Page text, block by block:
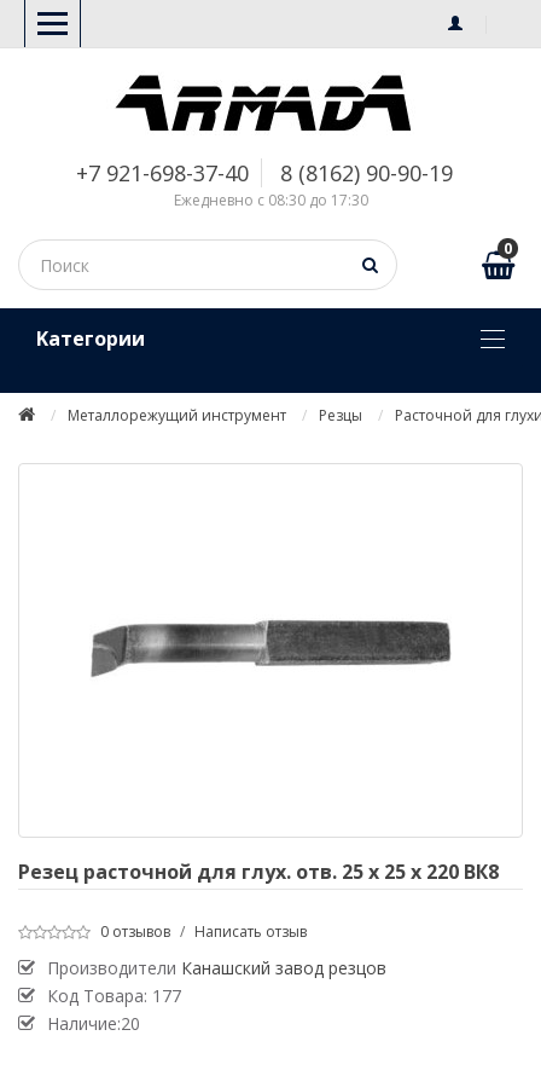
+7 921-698-37-40 8 (8162) 90-90-19
Ежедневно с 08:30 до 17:30
0
Kатегории
Металлорежущий инструмент Резцы Расточной для
Резец расточной для глух. отв. 25 х 25 х 220 ВК8
0 отзывов / Написать отзыв
Производители Канашский завод резцов
Код Товара: 177
Наличие:20